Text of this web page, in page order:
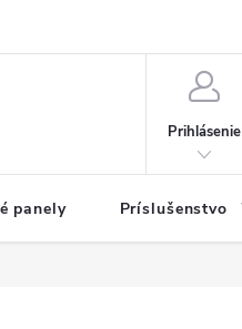
údajov
Prihlásenie
panely Príslušenstvo